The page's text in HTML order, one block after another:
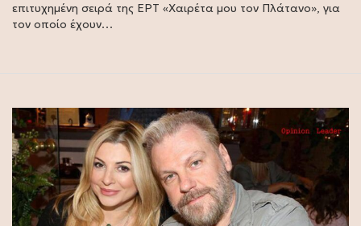
επιτυχημένη σειρά της ΕΡΤ «Χαιρέτα μου τον Πλάτανο», για
τον οποίο έχουν…